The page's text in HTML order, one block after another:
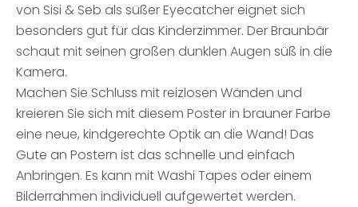
von Sisi & Seb als süßer Eyecatcher eignet sich
besonders gut für das Kinderzimmer. Der Braunbär
schaut mit seinen großen dunklen Augen süß in die
Kamera.
Machen Sie Schluss mit reizlosen Wänden und
kreieren Sie sich mit diesem Poster in brauner Farbe
eine neue, kindgerechte Optik an die Wand! Das
Gute an Postern ist das schnelle und einfach
Anbringen. Es kann mit Washi Tapes oder einem
Bilderrahmen individuell aufgewertet werden.